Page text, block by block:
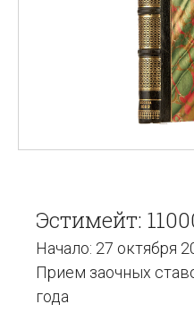
Эстимейт:
Начало: 27 октября
Прием заочных
года